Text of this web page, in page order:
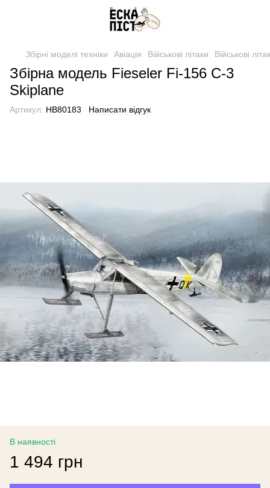
Збірні моделі техніки Авіація Військові літаки Військові
Збірна модель Fieseler Fi-156 C-3
Skiplane
Артикул: HB80183 Написати відгук
В наявності
1 494 грн